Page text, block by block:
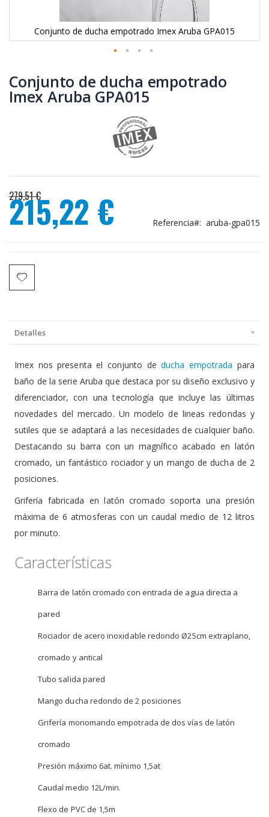
Conjunto de ducha empotrado Imex Aruba GPA015
al
comienzo
de
Conjunto de ducha empotrado
Imex Aruba GPA015
279,51 €
Precio
especial
215,22 € Referencia aruba-gpa015
Detalles
Imex nos presenta el conjunto deducha empotrada para
baño de la serie Aruba que destaca por su diseño exclusivo y
diferenciador, con una tecnología que incluye las últimas
novedades del mercado. Un modelo de lineas redondas y
sutiles que se adaptará a las necesidades de cualquier baño.
Destacando su barra con un magnífico acabado en latón
cromado, un fantástico rociador y un mango de ducha de 2
posiciones.
Grifería fabricada en latón cromado soporta una presión
máxima de 6 atmosferas con un caudal medio de 12 litros
por minuto.
Características
Barra de latón cromado con entrada de agua directa a
pared
Rociador de acero inoxidable redondo Ø25cm extraplano,
cromado y antical
Tubo salida pared
Mango ducha redondo de 2 posiciones
Grifería monomando empotrada de dos vías de latón
cromado
Presión máximo 6at. mínimo 1,5at
Caudal medio 12L/min.
Flexo de PVC de 1,5m